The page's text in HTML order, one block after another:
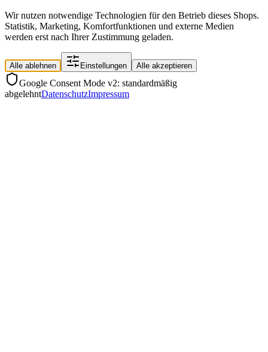
Wir nutzen notwendige Technologien für den Betrieb dieses Shops.
Statistik, Marketing, Komfortfunktionen und externe Medien
werden erst nach Ihrer Zustimmung geladen.
Alle ablehnen Einstellungen Alle akzeptieren
Google Consent Mode v2: standardmäßig
abgelehntDatenschutzImpressum